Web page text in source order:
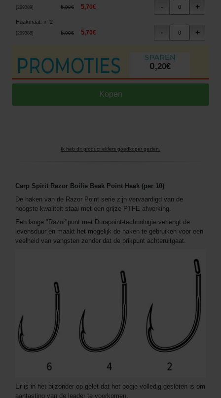
209389] 5,90€ 5,70€
Haakmaat: n° 2
209388 ] 5,90€ 5,70€
0,20€
Ik heb dit product elders goedkoper gezien.
Carp Spirit Razor Boilie Beak Point Haak (per 10)
De haken van de Razor Point serie zijn vervaardigd van de
hoogste kwaliteit staal met een grijze PTFE afwerking.
Een lange "Razor"punt met Durapoint-technologie verlengt de
levensduur en maakt het mogelijk de haken te gebruiken voor een
veelheid van vangsten zonder dat de prikpunt achteruitgaat.
Er is in het bijzonder op gelet dat het oogje volledig gesloten is om
aantasting van de leader te voorkomen.